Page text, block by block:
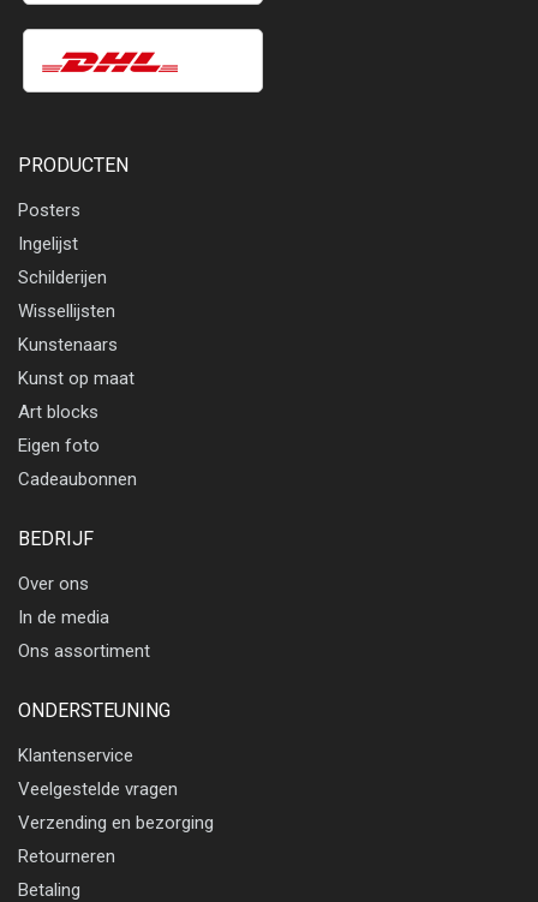
PRODUCTEN
Posters
Ingelijst
Schilderijen
Wissellijsten
Kunstenaars
Kunst op maat
Art blocks
Eigen foto
Cadeaubonnen
BEDRIJF
Over ons
In de media
Ons assortiment
ONDERSTEUNING
Klantenservice
Veelgestelde vragen
Verzending en bezorging
Retourneren
Betaling